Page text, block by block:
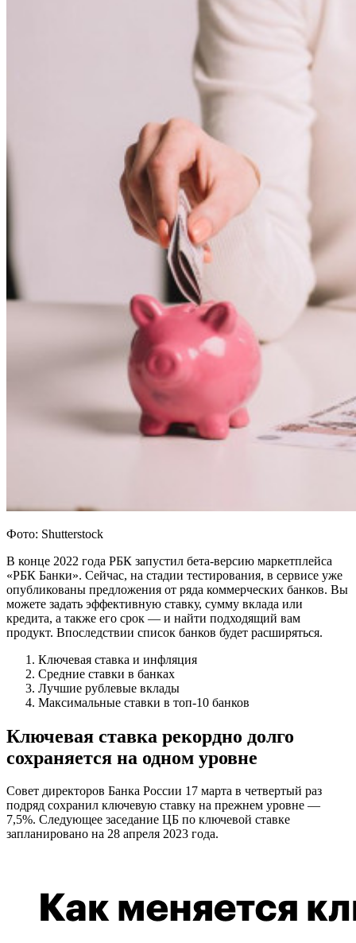
Фото: Shutterstock
В конце 2022 года РБК запустил бета-версию маркетплейса
«РБК Банки». Сейчас, на стадии тестирования, в сервисе уже
опубликованы предложения от ряда коммерческих банков. Вы
можете задать эффективную ставку, сумму вклада или
кредита, а также его срок — и найти подходящий вам
продукт. Впоследствии список банков будет расширяться.
Ключевая ставка и инфляция
Средние ставки в банках
Лучшие рублевые вклады
Максимальные ставки в топ-10 банков
Ключевая ставка рекордно долго
сохраняется на одном уровне
Совет директоров Банка России 17 марта в четвертый раз
подряд сохранил ключевую ставку на прежнем уровне —
7,5%. Следующее заседание ЦБ по ключевой ставке
запланировано на 28 апреля 2023 года.